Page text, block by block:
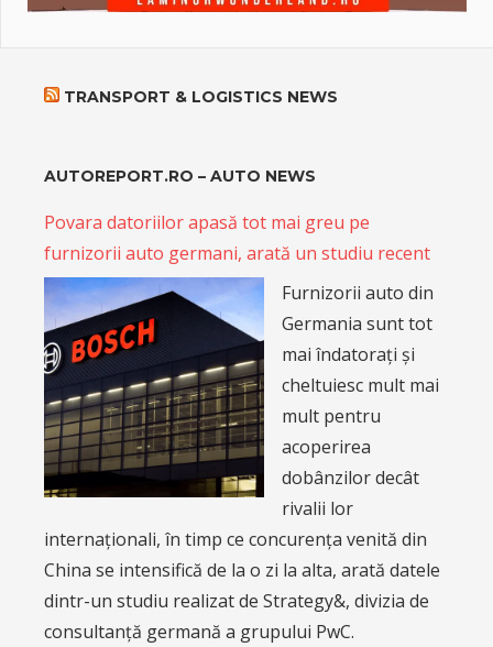
TRANSPORT & LOGISTICS NEWS
AUTOREPORT.RO – AUTO NEWS
Povara datoriilor apasă tot mai greu pe
furnizorii auto germani, arată un studiu recent
Furnizorii auto din
Germania sunt tot
mai îndatorați și
cheltuiesc mult mai
mult pentru
acoperirea
dobânzilor decât
rivalii lor
internaționali, în timp ce concurența venită din
China se intensifică de la o zi la alta, arată datele
dintr-un studiu realizat de Strategy&, divizia de
consultanță germană a grupului PwC.